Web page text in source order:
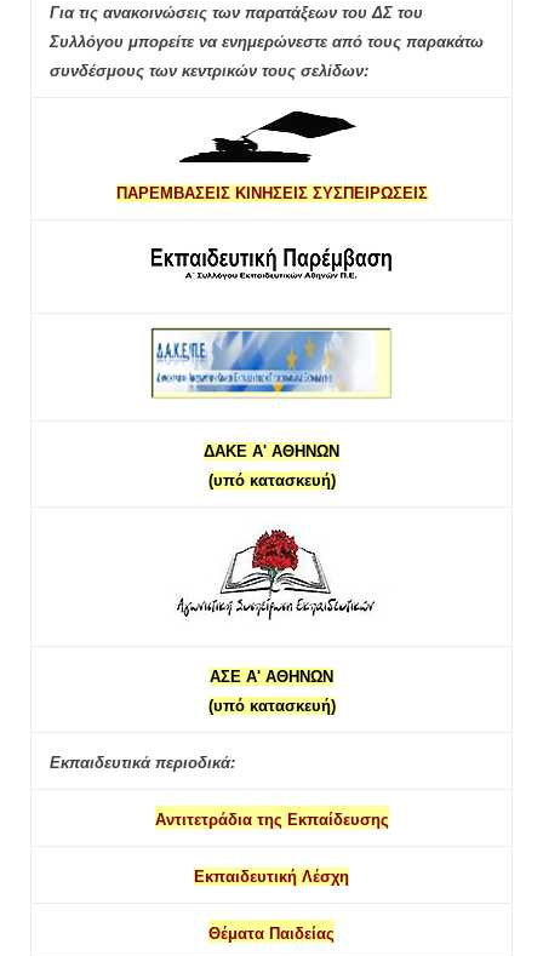
Για τις ανακοινώσεις των παρατάξεων του ΔΣ του
Συλλόγου μπορείτε να ενημερώνεστε από τους παρακάτω
συνδέσμους των κεντρικών τους σελίδων:
ΠΑΡΕΜΒΑΣΕΙΣ ΚΙΝΗΣΕΙΣ ΣΥΣΠΕΙΡΩΣΕΙΣ
ΔΑΚΕ Α' ΑΘΗΝΩΝ
(υπό κατασκευή)
ΑΣΕ Α' ΑΘΗΝΩΝ
(υπό κατασκευή)
Εκπαιδευτικά περιοδικά:
Αντιτετράδια της Εκπαίδευσης
Εκπαιδευτική Λέσχη
Θέματα Παιδείας